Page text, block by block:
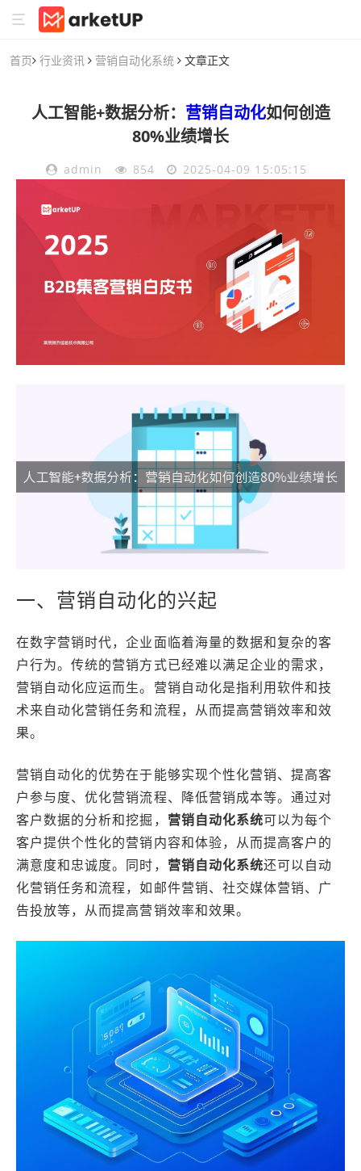
首页 行业资讯 营销自动化系统 文章正文
人工智能+数据分析： 营销自动化如何创造
80%业绩增长
admin 854 2025-04-09 15:05:15
一、营销自动化的兴起
在数字营销时代，企业面临着海量的数据和复杂的客
户行为。传统的营销方式已经难以满足企业的需求，
营销自动化应运而生。营销自动化是指利用软件和技
术来自动化营销任务和流程，从而提高营销效率和效
果。
营销自动化的优势在于能够实现个性化营销、提高客
户参与度、优化营销流程、降低营销成本等。通过对
客户数据的分析和挖掘， 营销自动化系统可以为每个
客户提供个性化的营销内容和体验，从而提高客户的
满意度和忠诚度。同时， 营销自动化系统还可以自动
化营销任务和流程，如邮件营销、社交媒体营销、广
告投放等，从而提高营销效率和效果。